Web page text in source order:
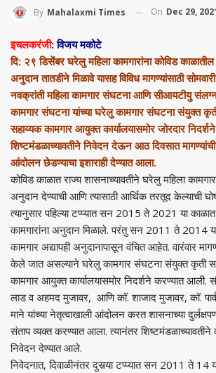
By Mahalaxmi Times On Dec 29,
इचलकरंजी: विजय मकोटे
दि: २९ डिसेंबर घरेलु महिला कामगारांना कोविड काळातील
अनुदान तातडीने मिळावे यासह विविध मागण्यांसाठी
नवक्रांती महिला कामगार संघटना आणि सीआयटीयु संलग्न
कामगार संघटना यांच्या घरेलु कामगार संघटना संयुक्त
सहाय्यक कामगार आयुक्त कार्यालयासमोर जोरदार
शिष्टमंडळाच्यावतीने निवेदन देऊन आठ दिवसात मागण्यांची
आंदोलन छेडण्याचा इशाराही देण्यात आला.
कोविड काळात राज्य शासनाच्यावतीने घरेलु महिला
अनुदान देण्याची आणि त्यासाठी आर्थिक तरतूद केल्याची
त्यानुसार पहिल्या टप्प्यात सन 2015 ते 2021 या काळात
कामगारांना अनुदान मिळाले. परंतु सन 2011 ते 2014 या
कामगार अद्यापही अनुदानापासून वंचित आहेत. वारंवार
केले जात असल्याने घरेलु कामगार संघटना संयुक्त कृती
कामगार आयुक्त कार्यालयासमोर निदर्शने करण्यात आली.
लाड व अहमद मुजावर, आणि कॉ. शाजाद मुजावर, कॉ.
माने यांच्या नेतृत्वाखाली आंदोलन करत शासनाच्या
संताप व्यक्त करण्यात आला. त्यानंतर शिष्टमंडळाच्यावतीने
निवेदन देण्यात आले.
निवेदनात, दिवाळीनंतर दुसर्‍या टप्प्यात सन 2011 ते 14